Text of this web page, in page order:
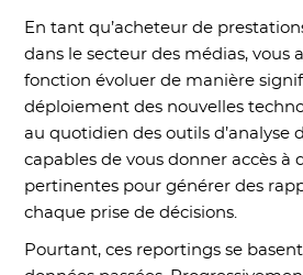
En tant qu’acheteur de
dans le secteur des médias, vous
fonction évoluer de manière
déploiement des nouvelles
au quotidien des outils d’analyse
capables de vous donner accès à
pertinentes pour générer des
chaque prise de décisions.
Pourtant, ces reportings se